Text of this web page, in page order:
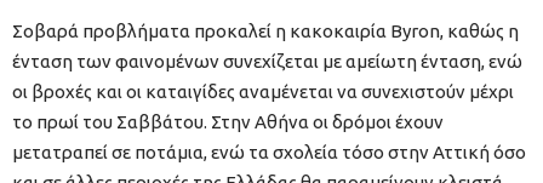
Σοβαρά προβλήματα προκαλεί η κακοκαιρία Byron, καθώς η
ένταση των φαινομένων συνεχίζεται με αμείωτη ένταση, ενώ
οι βροχές και οι καταιγίδες αναμένεται να συνεχιστούν μέχρι
το πρωί του Σαββάτου. Στην Αθήνα οι δρόμοι έχουν
μετατραπεί σε ποτάμια, ενώ τα σχολεία τόσο στην Αττική όσο